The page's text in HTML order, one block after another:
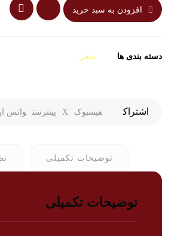
افزودن به سبد خرید
دسته بندی ها شعر
فیسبوک X پینترست واتس اپ
توضیحات تکمیلی
توضیحات تکمیلی